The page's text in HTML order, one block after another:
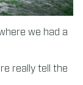
we had a
really tell the